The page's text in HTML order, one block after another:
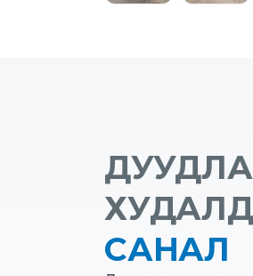
САНАЛ